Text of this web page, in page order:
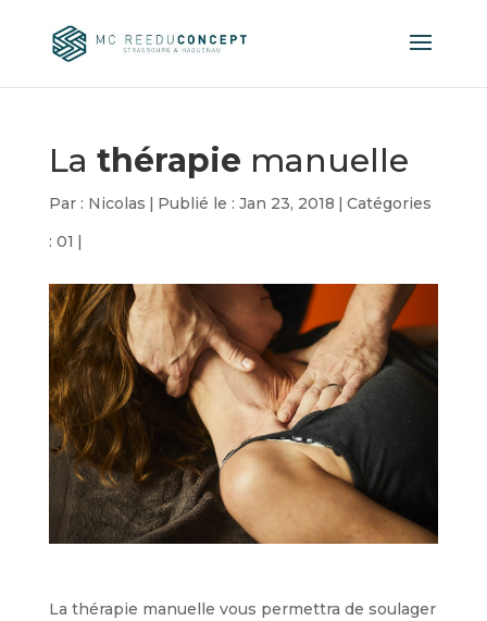
La thérapie manuelle
Par : Nicolas | Publié le : Jan 23, 2018 | Catégories
: 01 |
La thérapie manuelle vous permettra de soulager